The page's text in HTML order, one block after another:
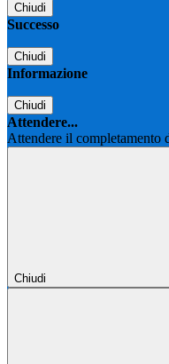
Chiudi
Successo
Chiudi
Informazione
Chiudi
Attendere...
Attendere il completamento
Chiudi